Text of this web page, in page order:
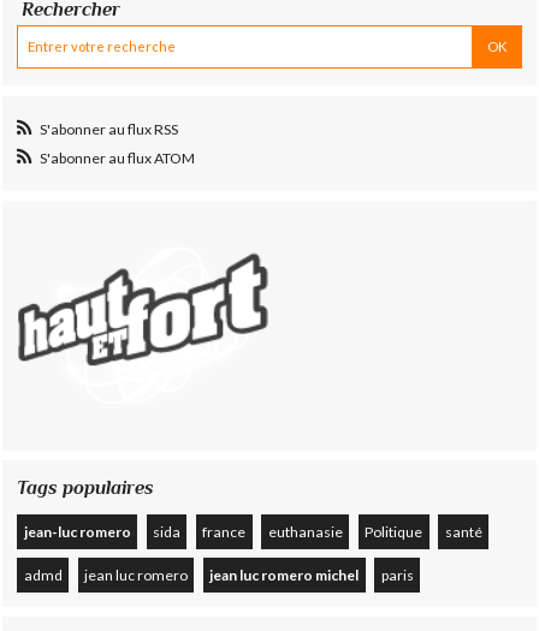
Rechercher
S'abonner au flux RSS
S'abonner au flux ATOM
Tags populaires
jean-luc romero sida france euthanasie Politique santé
admd jean luc romero jean luc romero michel paris